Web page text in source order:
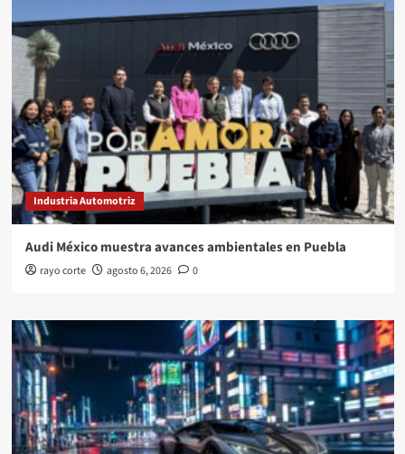
Industria Automotriz
Audi México muestra avances ambientales en Puebla
rayo corte agosto 6, 2026 0